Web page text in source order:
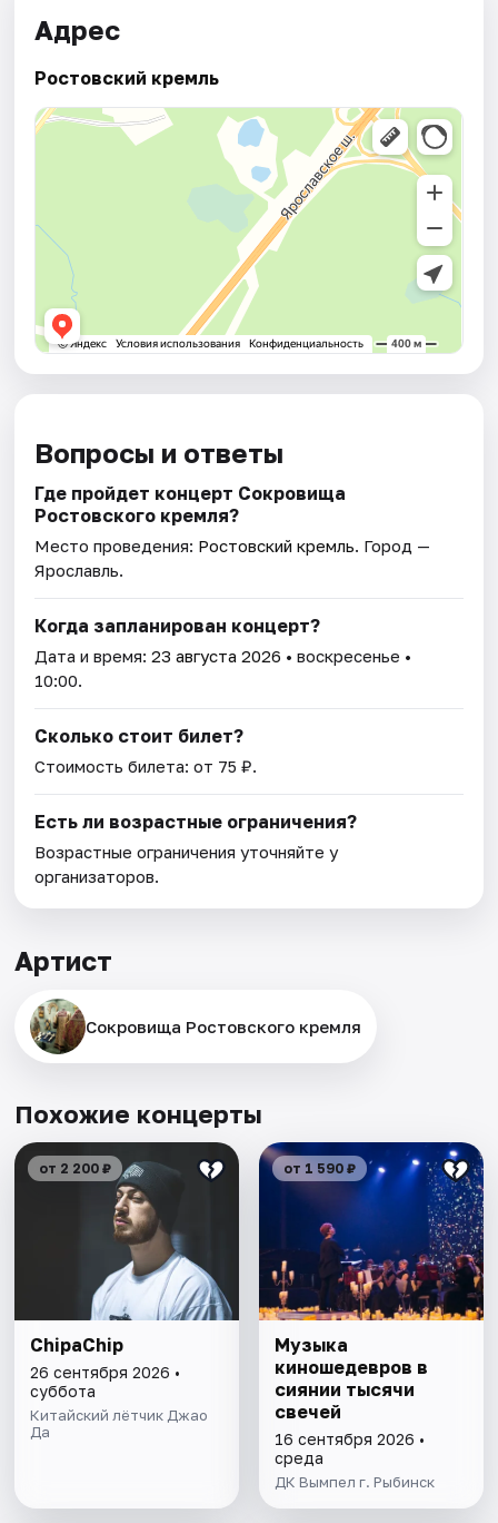
Адрес
Ростовский кремль
Вопросы и ответы
Где пройдет концерт Сокровища
Ростовского кремля?
Место проведения: Ростовский кремль. Город —
Ярославль.
Когда запланирован концерт?
Дата и время:23 августа 2026 • воскресенье •
10:00.
Сколько стоит билет?
Стоимость билета: от 75 ₽.
Есть ли возрастные ограничения?
Возрастные ограничения уточняйте у
организаторов.
Артист
Сокровища Ростовского кремля
Похожие концерты
от 2 200 ₽
ChipaChip
26 сентября 2026 •
суббота
Китайский лётчик Джао
Да
от 1 590 ₽
Музыка
киношедевров в
сиянии тысячи
свечей
16 сентября 2026 •
среда
ДК Вымпел г. Рыбинск